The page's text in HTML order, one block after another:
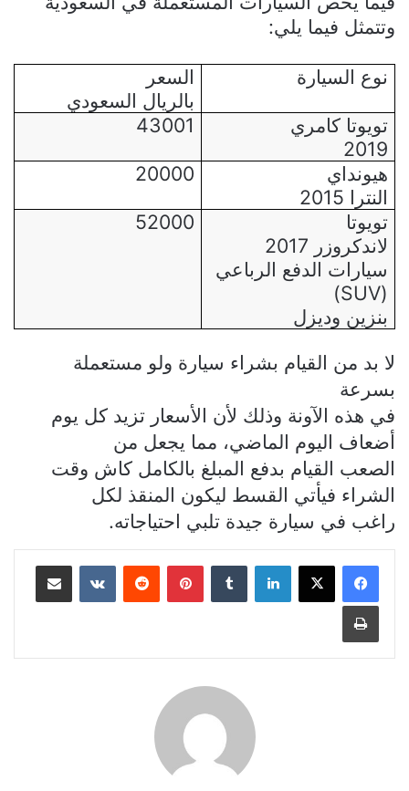
وتتمثل فيما يلي:
نوع السيارة
السعر
بالريال السعودي
تويوتا كامري
2019
43001
هيونداي
النترا 2015
20000
تويوتا
لاندكروزر 2017
سيارات الدفع الرباعي
(
SUV
)
بنزين وديزل
52000
لا بد من القيام بشراء سيارة ولو مستعملة
بسرعة
في هذه الآونة وذلك لأن الأسعار تزيد كل يوم
أضعاف اليوم الماضي، مما يجعل من
الصعب القيام بدفع المبلغ بالكامل كاش وقت
الشراء فيأتي القسط ليكون المنقذ لكل
راغب في سيارة جيدة تلبي احتياجاته.
لينكدإن بينتيريست مشاركة عبر البريد
طباعة